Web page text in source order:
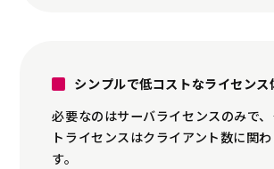
シンプルで低コストなライセンス
必要なのはサーバライセンスのみで
トライセンスはクライアント数に関
す。